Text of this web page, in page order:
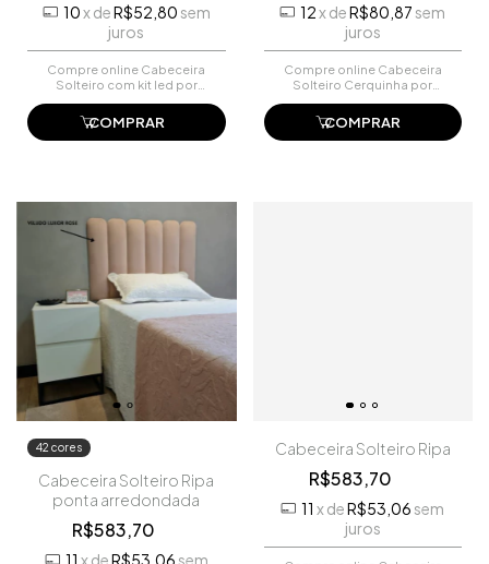
10xdeR$52,80 sem
juros
Compre online Cabeceira
Solteiro com kit led por
pedido e pague-o online.
COMPRAR
12xdeR$80,87 sem
juros
Compre online Cabeceira
Solteiro Cerquinha por
e pague-o online.
COMPRAR
42 cores
Cabeceira Solteiro Ripa
ponta arredondada
R$583,70
Cabeceira Solteiro Ripa
R$583,70
11 xdeR$53,06 sem
juros